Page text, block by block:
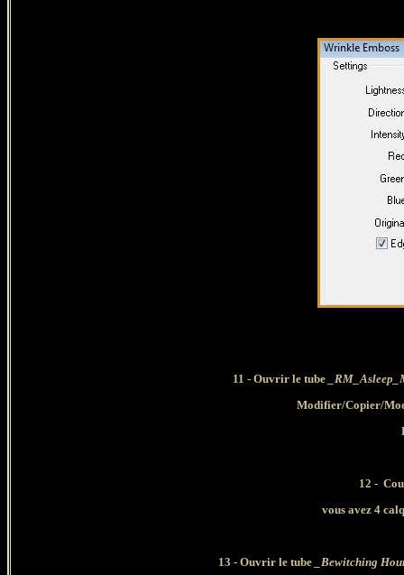
11 - Ouvrir le tube
Modifier/Copier/
12 -
vous avez 4
13 - Ouvrir le tube
_Bewitching